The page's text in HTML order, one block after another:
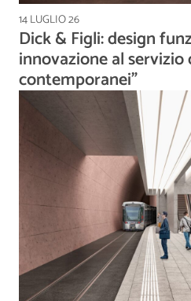
14 LUGLIO 26
Dick & Figli: design
innovazione al servizio
contemporanei”